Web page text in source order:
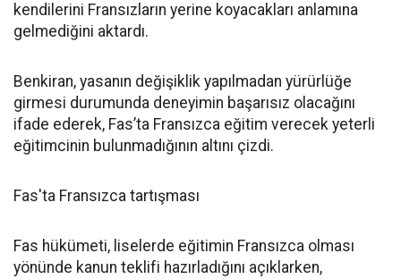
kendilerini Fransızların yerine koyacakları anlamına
gelmediğini aktardı.
Benkiran, yasanın değişiklik yapılmadan yürürlüğe
girmesi durumunda deneyimin başarısız olacağını
ifade ederek, Fas’ta Fransızca eğitim verecek yeterli
eğitimcinin bulunmadığının altını çizdi.
Fas'ta Fransızca tartışması
Fas hükümeti, liselerde eğitimin Fransızca olması
yönünde kanun teklifi hazırladığını açıklarken,